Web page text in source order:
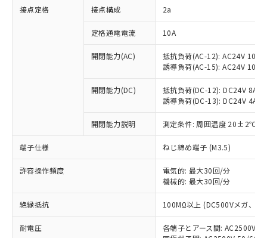
接点定格 接点構成 2a
定格通電電流 10A
開閉能力(AC)
抵抗負荷(AC-12): AC24V 10A/
誘導負荷(AC-15): AC24V
開閉能力(DC)
抵抗負荷(DC-12): DC24V 8A/
誘導負荷(DC-13): DC24V 4A/
開閉能力説明 測定条件: 周囲温度 20±2℃、
端子仕様 ねじ締め端子 (M3.5)
許容操作頻度
電気的: 最大30回/分
機械的: 最大30回/分
絶縁抵抗 100MΩ以上 (DC500Vメガ、点
耐電圧
各端子とアース間: AC2500V
ご利用条件
以下の条件をお読みいただき、同意のうえ
本サービスは、当社制御機器事業取扱
商品の当社在庫状況および標準価格
(税抜)を提供させていただくもので
当社制御機器事業取扱商品の中には、
本サービスの対象外となる商品もある
ことをご了承ください。
在庫状況および標準価格照会結果は、
記載している更新日時点での社内デー
タに基づき作成されるものであり、閲
準価格とは異なる場合があることをご
対応予定：EU RoHS指令（10物質）の非含
有に対応した製品に切り替える予定のある
対応予定なし：EU RoHS指令（10物質）の
非含有に非対応の商品で、対応品を出す予
調査・確認中：EU RoHS指令（10物質）の
非含有の対応状況を調査中または確認中の
非該当品：ライセンス料など無形物で、有
害物質有無と関係のない商品です。
仕入先様の事情により、非含有部品として
いたものが、含有品と判明した場合などや
むを得ず変更することがあります。
*EU RoHS指令（10物質）：
鉛(Pb) 1000ppm以下、 水銀(Hg) 1000ppm以下、 カド
六価クロム(Cr(Ⅵ)) 1000ppm以下、ポリ臭化ビフェニル
「○」：最大均質材料含有率が中国RoHSの
基準値以下であることを示します。
「×」：最大均質材料含有率が中国RoHSの
基準値を超えていることを示します。
「－」：未確認です。当社販売部門へお問
当社は、これら貴社製品のうち、外国
為替および外国貿易法に定める商品
（以下｢規制貨物等」という）を輸出
または国外への提供する場合は、日本
国政府の輸出許可(または役務取引許
可)を取得するなどの必要な手続きを